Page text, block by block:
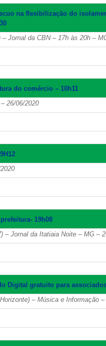
na flexibilização do
Jornal da CBN – 17h às 20h –
do comércio – 10h11
26/06/2020
19h08
– Jornal da Itatiaia Noite – MG –
Digital gratuito para
– Música e Informação